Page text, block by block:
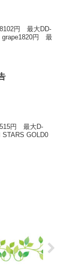
円 最大DD-
grape1820円 最
円 最大D-
GOLD0